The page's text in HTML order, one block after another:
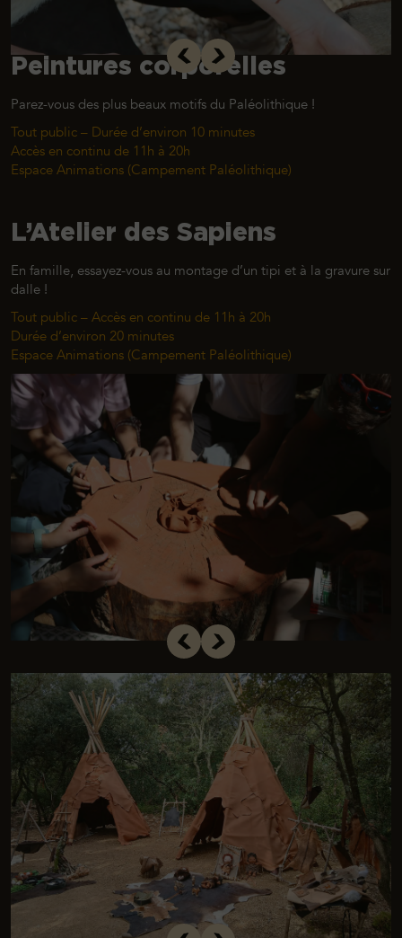
Peintures corporelles
Parez-vous des plus beaux motifs du Paléolithique !
Tout public – Durée d’environ 10 minutes
Accès en continu de 11h à 20h
Espace Animations (Campement Paléolithique)
L’Atelier des Sapiens
En famille, essayez-vous au montage d’un tipi et à la gravure sur
dalle !
Tout public – Accès en continu de 11h à 20h
Durée d’environ 20 minutes
Espace Animations (Campement Paléolithique)